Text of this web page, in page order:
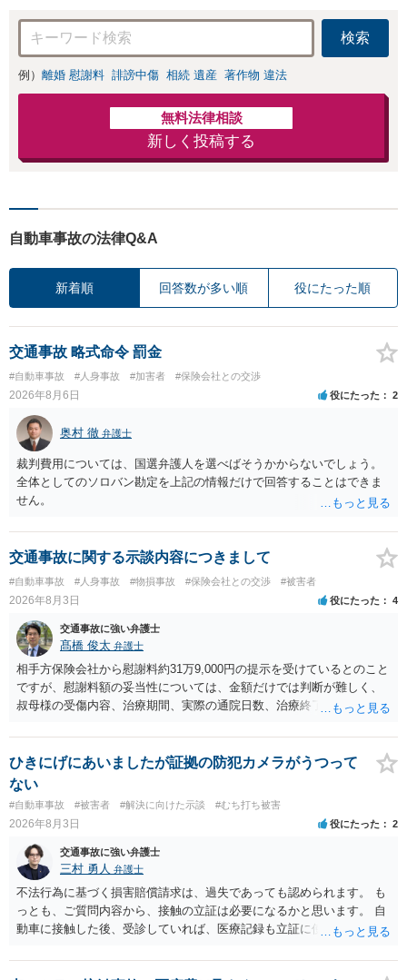
検索
例） 離婚 慰謝料 誹謗中傷 相続 遺産 著作物 違法
無料法律相談
新しく投稿する
自動車事故の法律Q&A
新着順 回答数が多い順 役にたった順
交通事故 略式命令 罰金
#自動車事故 #人身事故 #加害者 #保険会社との交渉
2026年8月6日 役にたった 2
奥村 徹 弁護士
裁判費用については、国選弁護人を選べばそうかからないでしょう。
全体としてのソロバン勘定を上記の情報だけで回答することはできま
せん。
交通事故に関する示談内容につきまして
#自動車事故 #人身事故 #物損事故 #保険会社との交渉 #被害者
2026年8月3日 役にたった 4
交通事故に強い弁護士
髙橋 俊太 弁護士
相手方保険会社から慰謝料約31万9,000円の提示を受けているとのこと
ですが、慰謝料額の妥当性については、金額だけでは判断が難しく、
叔母様の受傷内容、治療期間、実際の通院日数、治療終了の経緯、後
確認する必要があります。保険会社から提示される慰謝料額について
は、弁護士が介入することにより増額を検討できる場合がありますの
で、以下の資料・情報を準備した上で、弁護士に個別に相談すること
をお勧めいたします。 ・相手方保険会社から届いている示談金額の提
示書類 ・叔母様の診断名、けがの内容 ・治療開始日及び治療終了日
・入院の有無、通院回数 ・現在も症状が残っているか ・叔母様ご本人
やご家族等が加入している保険に、今回の事故で利用できる弁護士費
用特約が付帯しているか なお、被害者は叔母様ご本人となりますの
で、弁護士が受任する場合には、叔母様ご本人の依頼意思等を確認す
る必要があります。日本語での十分な意思疎通が難しいとのことです
ので、そのあたりのご事情も踏まえて、依頼意思の確認方法等を検討
ひきにげにあいましたが証拠の防犯カメラがうつって
ない
#自動車事故 #被害者 #解決に向けた示談 #むち打ち被害
2026年8月3日 役にたった 2
交通事故に強い弁護士
三村 勇人 弁護士
不法行為に基づく損害賠償請求は、過失であっても認められます。 も
っとも、ご質問内容から、接触の立証は必要になるかと思います。 自
動車に接触した後、受診していれば、医療記録も立証に使えるかと思
士にご相談ください。